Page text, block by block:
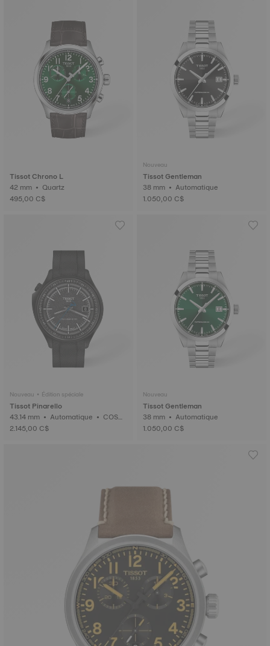
Tissot Chrono L
42 mm • Quartz
495,00 C$
Nouveau
Tissot Gentleman
38 mm • Automatique
1.050,00 C$
Nouveau • Édition spéciale
Tissot Pinarello
43.14 mm • Automatique • COSC
• Charbon forgé
2.145,00 C$
Nouveau
Tissot Gentleman
38 mm • Automatique
1.050,00 C$